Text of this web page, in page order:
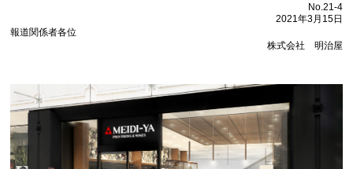
No.21-4
2021年3月15日
報道関係者各位
株式会社 明治屋